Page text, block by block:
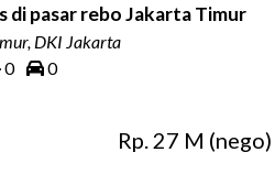
di pasar rebo Jakarta Timur
DKI Jakarta
0 0
Rp. 27 M (nego)